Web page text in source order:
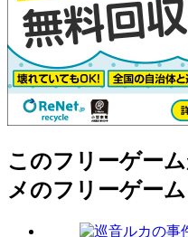
このフリーゲー
メのフリーゲーム